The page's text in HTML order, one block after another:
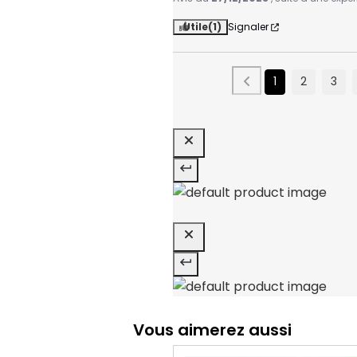
Utile(1) Signaler
1 2 3
Vous aimerez aussi